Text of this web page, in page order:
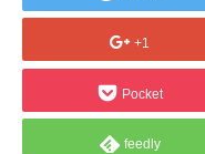
+1
Pocket
feedly